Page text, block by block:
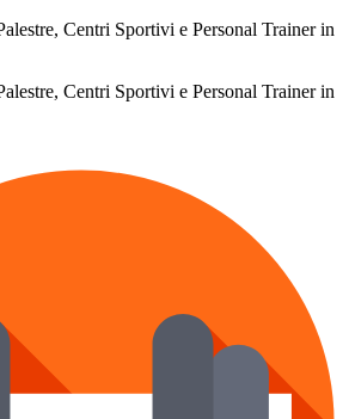
Centri Sportivi e Personal Trainer in
Centri Sportivi e Personal Trainer in